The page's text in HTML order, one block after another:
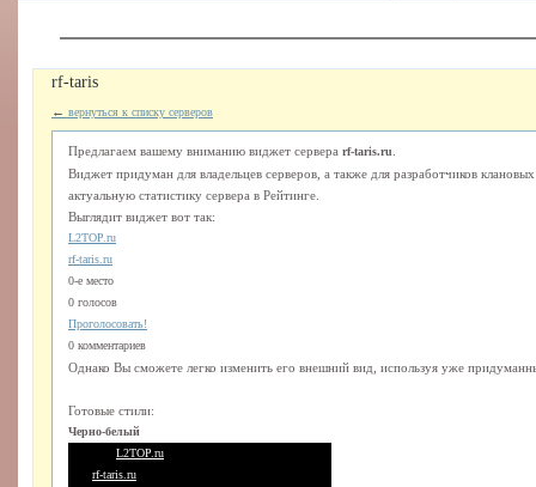
rf-taris
← вернуться к списку серверов
Предлагаем вашему вниманию виджет сервера rf-taris.ru
Виджет придуман для владельцев серверов, а также для разработчиков
актуальную статистику сервера в Рейтинге.
Выглядит виджет вот так:
L2TOP.ru
rf-taris.ru
0-е место
0 голосов
Проголосовать!
0 комментариев
Однако Вы сможете легко изменить его внешний вид, используя уже
Готовые стили:
Черно-белый
L2TOP.ru
rf-taris.ru